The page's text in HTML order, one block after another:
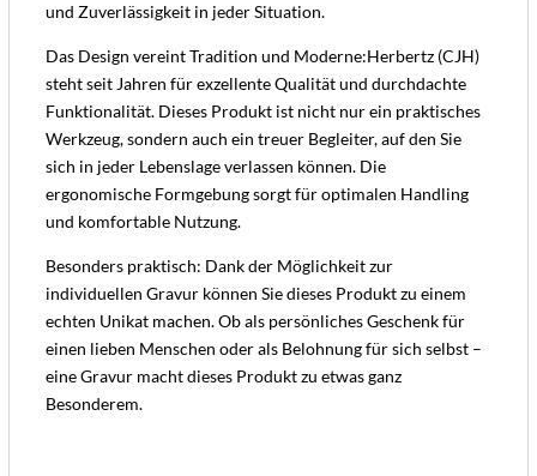
und Zuverlässigkeit in jeder Situation.
Das Design vereint Tradition und Moderne:Herbertz (CJH)
steht seit Jahren für exzellente Qualität und durchdachte
Funktionalität. Dieses Produkt ist nicht nur ein praktisches
Werkzeug, sondern auch ein treuer Begleiter, auf den Sie
sich in jeder Lebenslage verlassen können. Die
ergonomische Formgebung sorgt für optimalen Handling
und komfortable Nutzung.
Besonders praktisch: Dank der Möglichkeit zur
individuellen Gravur können Sie dieses Produkt zu einem
echten Unikat machen. Ob als persönliches Geschenk für
einen lieben Menschen oder als Belohnung für sich selbst –
eine Gravur macht dieses Produkt zu etwas ganz
Besonderem.